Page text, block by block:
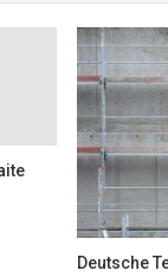
Deutsche